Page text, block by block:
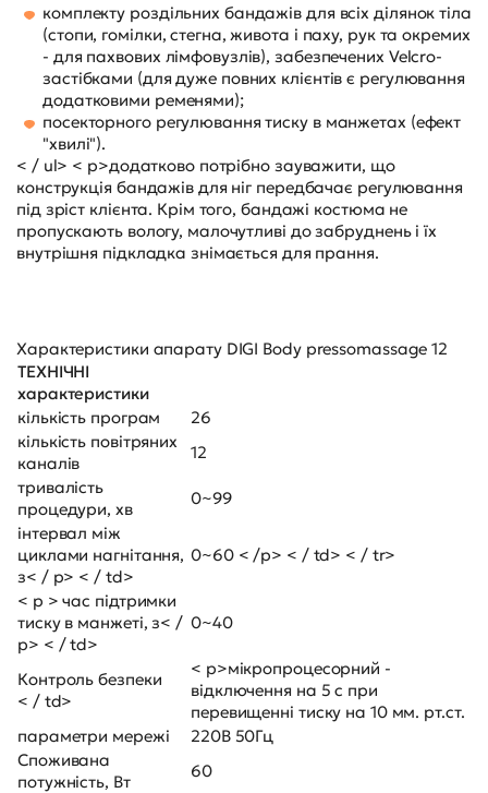
комплекту роздільних бандажів для всіх ділянок тіла
(стопи, гомілки, стегна, живота і паху, рук та окремих
- для пахвових лімфовузлів), забезпечених Velcro-
застібками (для дуже повних клієнтів є регулювання
додатковими ременями);
посекторного регулювання тиску в манжетах (ефект
"хвилі").
< / ul> < p>додатково потрібно зауважити, що
конструкція бандажів для ніг передбачає регулювання
під зріст клієнта. Крім того, бандажі костюма не
пропускають вологу, малочутливі до забруднень і їх
внутрішня підкладка знімається для прання.
Характеристики апарату DIGI Body pressomassage 12
ТЕХНІЧНІ
характеристики
кількість програм
26
кількість повітряних
каналів
12
тривалість
процедури, хв
0~99
інтервал між
циклами нагнітання,
з< / p> < / td>
0~60 < /p> < / td> < / tr>
< p > час підтримки
тиску в манжеті, з< /
p> < / td>
0~40
Контроль безпеки
< / td>
< p>мікропроцесорний -
відключення на 5 с при
перевищенні тиску на 10 мм. рт.ст.
параметри мережі
220В 50Гц
Споживана
потужність, Вт
60